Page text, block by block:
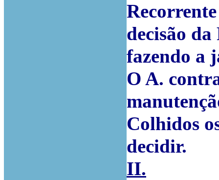
decisão
fazendo a
O A.
Colhidos
decidir.
II.